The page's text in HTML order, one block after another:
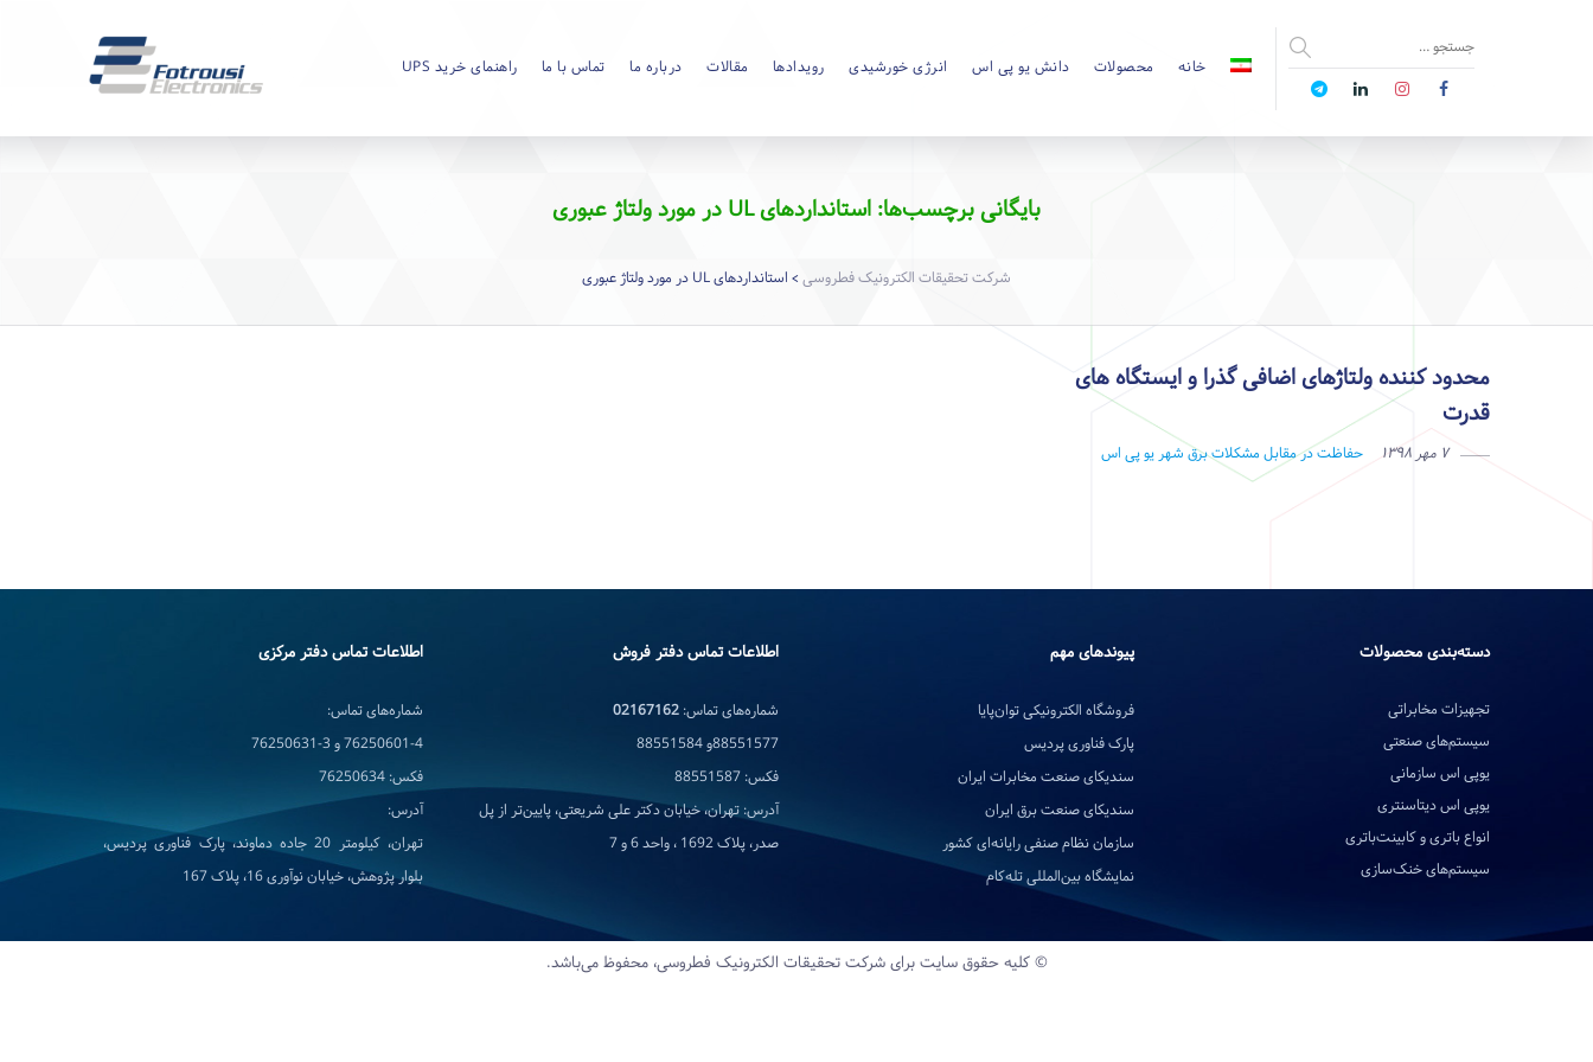
خانه محصولات دانش یو پی اس انرژی خورشیدی رویدادها مقالات درباره ما تماس با ما راهنمای خرید UPS
بایگانی برچسب‌ها: استانداردهای UL در مورد ولتاژ عبوری
شرکت تحقیقات الکترونیک فطروسی > استانداردهای UL در مورد ولتاژ عبوری
محدود کننده ولتاژهای اضافی گذرا و ایستگاه های
قدرت
۷ مهر ۱۳۹۸ حفاظت در مقابل مشکلات برق شهریو پی اس
اطلاعات تماس دفتر مرکزی
شماره‌های تماس:
76250601-4 و 3-76250631
فکس: 76250634
آدرس:
تهران، کیلومتر 20 جاده دماوند، پارک فناوری پردیس،
بلوار پژوهش، خیابان نوآوری 16، پلاک 167
اطلاعات تماس دفتر فروش
شماره‌های تماس: 02167162
88551577و 88551584
فکس: 88551587
آدرس: تهران، خیابان دکتر علی شریعتی، پایین‌تر از پل
صدر، پلاک 1692 ، واحد 6 و 7
پیوندهای مهم
فروشگاه الکترونیکی توان‌پایا
پارک فناوری پردیس
سندیکای صنعت مخابرات ایران
سندیکای صنعت برق ایران
سازمان نظام صنفی رایانه‌ای کشور
نمایشگاه بین‌المللی تله‌کام
دسته‌بندی محصولات
تجهیزات مخابراتی
سیستم‌های صنعتی
یوپی اس سازمانی
یوپی اس دیتاسنتری
انواع باتری و کابینت‌باتری
سیستم‌های خنک‌سازی
© کلیه حقوق سایت برای شرکت تحقیقات‌ الکترونیک‌ فطروسی، محفوظ می‌باشد.